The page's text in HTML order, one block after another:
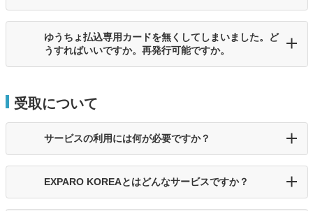
ゆうちょ払込専用カードを無くしてしまいました。ど
うすればいいですか。再発行可能ですか。
受取について
サービスの利用には何が必要ですか？
EXPARO KOREAとはどんなサービスですか？